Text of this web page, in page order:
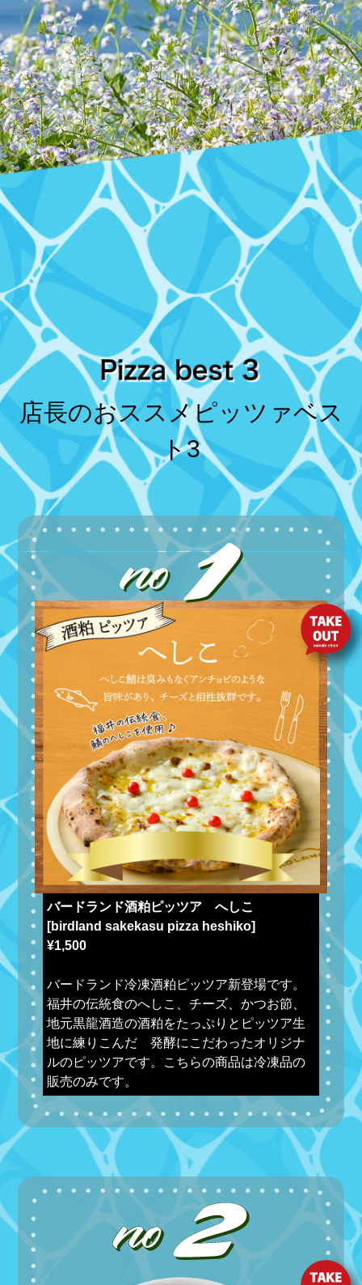
店長のおススメピッツァベス
ト3
バードランド酒粕ピッツア へしこ
[birdland sakekasu pizza heshiko]
¥1,500
バードランド冷凍酒粕ピッツア新登場です。
福井の伝統食のへしこ、チーズ、かつお節、
地元黒龍酒造の酒粕をたっぷりとピッツア生
地に練りこんだ 発酵にこだわったオリジナ
ルのピッツアです。こちらの商品は冷凍品の
販売のみです。